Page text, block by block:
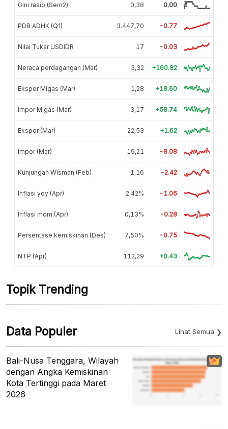
Gini rasio (Sem2) 0,38 0.00
PDB ADHK (Q1) 3.447,70 -0.77
Nilai Tukar USDIDR 17 -0.03
Neraca perdagangan (Mar) 3,32 +160.82
Ekspor Migas (Mar) 1,28 +18.60
Impor Migas (Mar) 3,17 +58.74
Ekspor (Mar) 22,53 +1.62
Impor (Mar) 19,21 -8.08
Kunjungan Wisman (Feb) 1,16 -2.42
Inflasi yoy (Apr) 2,42% -1.06
Inflasi mom (Apr) 0,13% -0.28
Persentase kemiskinan (Des) 7,50% -0.75
NTP (Apr) 112,29 +0.43
Topik Trending
Data Populer Lihat Semua
Bali-Nusa Tenggara, Wilayah
dengan Angka Kemiskinan
Kota Tertinggi pada Maret
2026